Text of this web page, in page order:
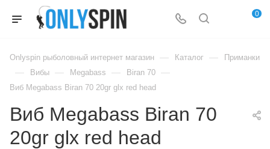
0
Onlyspin рыболовный интернет магазин — Каталог — Приманки
— Вибы — Megabass — Biran 70 —
Виб Megabass Biran 70 20gr glx red head
Виб Megabass Biran 70
20gr glx red head